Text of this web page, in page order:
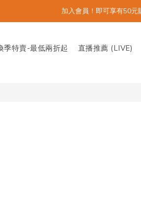
加入會員！即可享有50元
季特賣-最低兩折起 直播推薦 (LIVE)